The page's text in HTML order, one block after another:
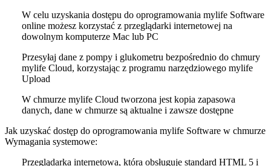
W celu uzyskania dostępu do oprogramowania mylife Software
online możesz korzystać z przeglądarki internetowej na
dowolnym komputerze Mac lub PC
Przesyłaj dane z pompy i glukometru bezpośrednio do chmury
mylife Cloud, korzystając z programu narzędziowego mylife
Upload
W chmurze mylife Cloud tworzona jest kopia zapasowa
danych, dane w chmurze są aktualne i zawsze dostępne
Jak uzyskać dostęp do oprogramowania mylife Software w chmurze
Wymagania systemowe:
Przeglądarka internetowa, która obsługuje standard HTML 5 i